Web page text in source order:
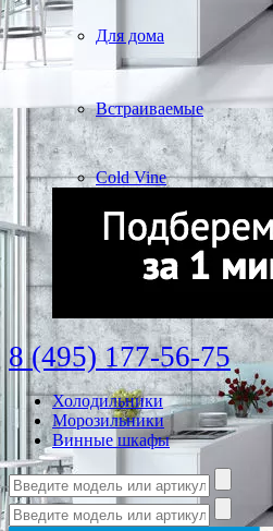
Для дома
Встраиваемые
Cold Vine
8 (495) 177-56-75
Холодильники
Морозильники
Винные шкафы